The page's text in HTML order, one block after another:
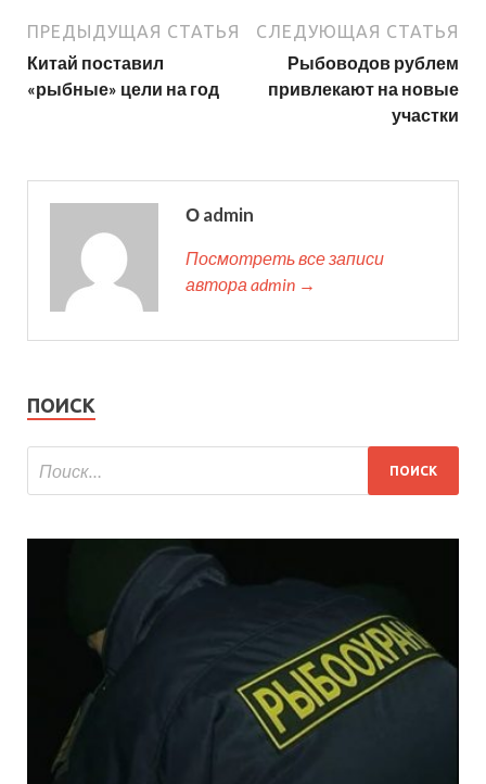
ПРЕДЫДУЩАЯ СТАТЬЯ
Китай поставил
«рыбные» цели на год
СЛЕДУЮЩАЯ СТАТЬЯ
Рыбоводов рублем
привлекают на новые
участки
О admin
Посмотреть все записи
автора admin →
ПОИСК